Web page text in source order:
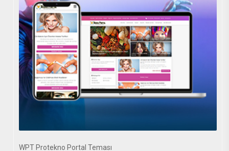
WPT Protekno Portal Teması